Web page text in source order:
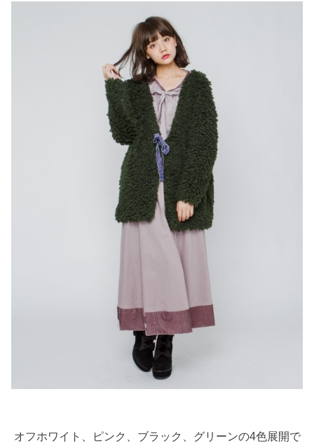
オフホワイト、ピンク、ブラック、グリーンの4色展開で